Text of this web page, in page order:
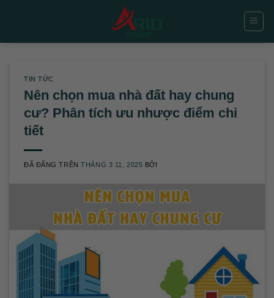
TIN TỨC
Nên chọn mua nhà đất hay chung
cư? Phân tích ưu nhược điểm chi
tiết
ĐÃ ĐĂNG TRÊNTHÁNG 3 11, 2025 BỞI